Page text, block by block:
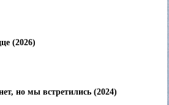
(2026)
но мы встретились (2024)